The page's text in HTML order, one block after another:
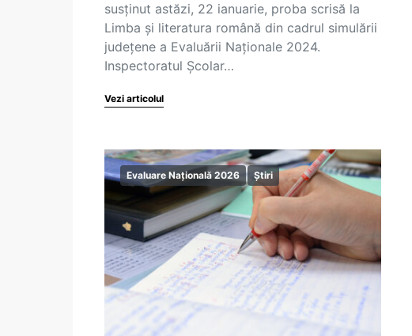
susținut astăzi, 22 ianuarie, proba scrisă la
Limba și literatura română din cadrul simulării
județene a Evaluării Naționale 2024.
Inspectoratul Școlar…
Vezi articolul
Evaluare Națională 2026 Știri